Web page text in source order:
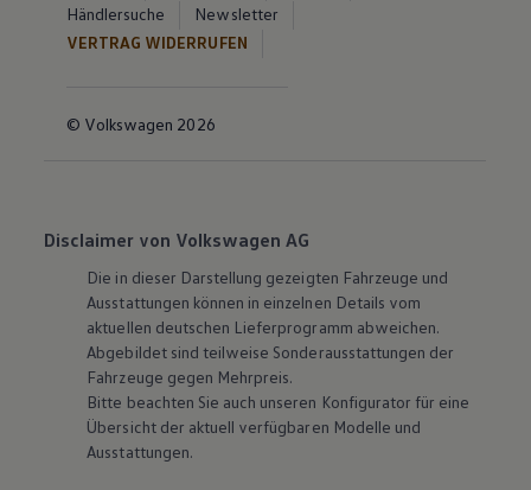
Händlersuche
Newsletter
VERTRAG WIDERRUFEN
© Volkswagen 2026
Disclaimer von Volkswagen AG
Die in dieser Darstellung gezeigten Fahrzeuge und
Ausstattungen können in einzelnen Details vom
aktuellen deutschen Lieferprogramm abweichen.
Abgebildet sind teilweise Sonderausstattungen der
Fahrzeuge gegen Mehrpreis.
Bitte beachten Sie auch unseren Konfigurator für eine
Übersicht der aktuell verfügbaren Modelle und
Ausstattungen.